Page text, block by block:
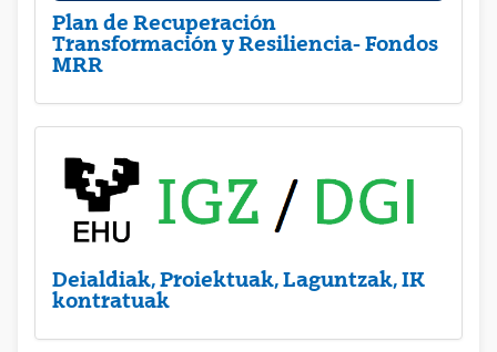
Plan de Recuperación
Transformación y Resiliencia- Fondos
MRR
Deialdiak, Proiektuak, Laguntzak, IK
kontratuak